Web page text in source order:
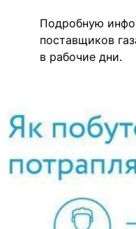
Подробную
поставщиков
в рабочие дни.